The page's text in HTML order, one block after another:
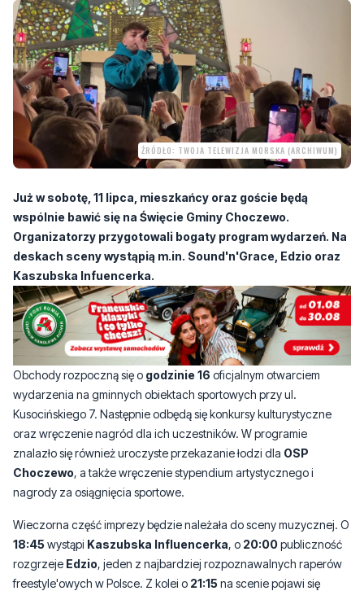
ŹRÓDŁO: TWOJA TELEWIZJA MORSKA (ARCHIWUM)
Już w sobotę, 11 lipca, mieszkańcy oraz goście będą
wspólnie bawić się na Święcie Gminy Choczewo.
Organizatorzy przygotowali bogaty program wydarzeń. Na
deskach sceny wystąpią m.in. Sound'n'Grace, Edzio oraz
Kaszubska Infuencerka.
Obchody rozpoczną się o godzinie 16 oficjalnym otwarciem
wydarzenia na gminnych obiektach sportowych przy ul.
Kusocińskiego 7. Następnie odbędą się konkursy kulturystyczne
oraz wręczenie nagród dla ich uczestników. W programie
znalazło się również uroczyste przekazanie łodzi dla OSP
Choczewo, a także wręczenie stypendium artystycznego i
nagrody za osiągnięcia sportowe.
Wieczorna część imprezy będzie należała do sceny muzycznej. O
18:45wystąpi Kaszubska Influencerka, o 20:00publiczność
rozgrzeje Edzio, jeden z najbardziej rozpoznawalnych raperów
freestyle'owych w Polsce. Z kolei o 21:15na scenie pojawi się